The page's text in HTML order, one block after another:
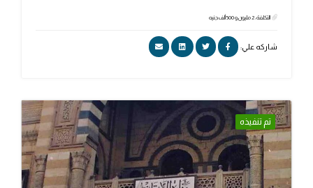
التكلفة: 2 مليون و 500 ألف جنيه
شاركه علي:
تم تنفيذه